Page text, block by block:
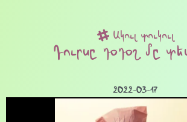
Ակուլ տուկուլ
Դուրսը դօդօշ մը
2022-03-17